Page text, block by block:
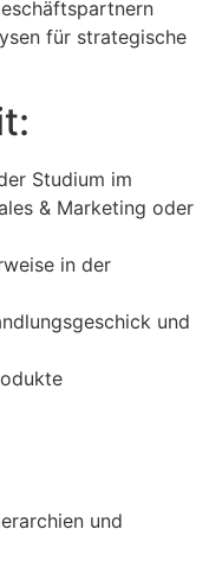
für strategische
Studium im
& Marketing oder
in der
und
und